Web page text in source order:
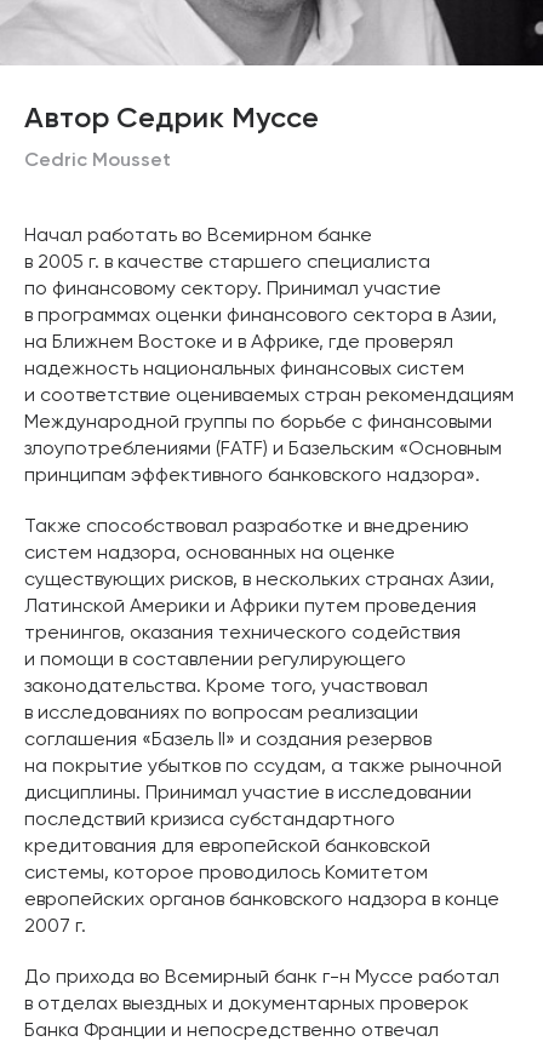
Автор Седрик Муссе
Cedric Mousset
Начал работать во Всемирном банке
в 2005 г. в качестве старшего специалиста
по финансовому сектору. Принимал участие
в программах оценки финансового сектора в Азии,
на Ближнем Востоке и в Африке, где проверял
надежность национальных финансовых систем
и соответствие оцениваемых стран рекомендациям
Международной группы по борьбе с финансовыми
злоупотреблениями (FATF) и Базельским «Основным
принципам эффективного банковского надзора».
Также способствовал разработке и внедрению
систем надзора, основанных на оценке
существующих рисков, в нескольких странах Азии,
Латинской Америки и Африки путем проведения
тренингов, оказания технического содействия
и помощи в составлении регулирующего
законодательства. Кроме того, участвовал
в исследованиях по вопросам реализации
соглашения «Базель II» и создания резервов
на покрытие убытков по ссудам, а также рыночной
дисциплины. Принимал участие в исследовании
последствий кризиса субстандартного
кредитования для европейской банковской
системы, которое проводилось Комитетом
европейских органов банковского надзора в конце
2007 г.
До прихода во Всемирный банк г-н Муссе работал
в отделах выездных и документарных проверок
Банка Франции и непосредственно отвечал